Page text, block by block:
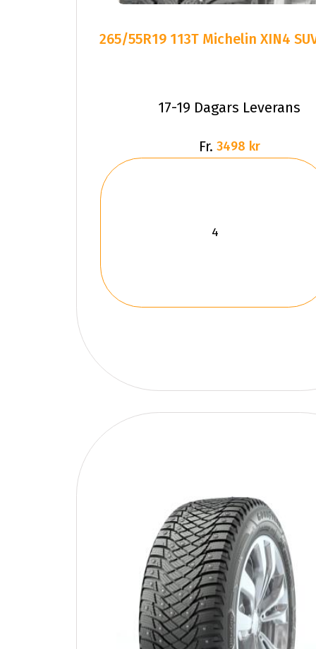
265/55R19 113T Michelin XIN4
17-19 Dagars Leverans
Fr. 3498 kr